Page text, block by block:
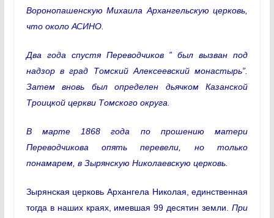
Воронопашенскую Михаила Архангельскую церковь,
что около АСИНО.
Два года спустя Переводчиков ” был вызван под
надзор в град Томский Алексеевский монастырь”.
Затем вновь был определен дьячком Казанской
Троицкой церкви Томского округа.
В марте 1868 года по прошению матери
Переводчикова опять перевели, но только
понамарем, в Зырянскую Николаевскую церковь.
Зырянская церковь Архангела Николая, единственная
тогда в наших краях, имевшая 99 десятин земли.При